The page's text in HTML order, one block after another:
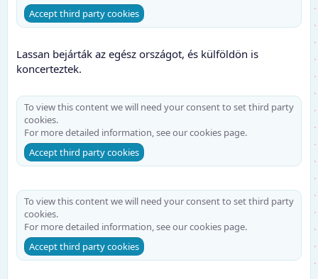
Accept third party cookies
Lassan bejárták az egész országot, és külföldön is
koncerteztek.
To view this content we will need your consent to set third party
cookies.
For more detailed information, see ourcookies page.
Accept third party cookies
To view this content we will need your consent to set third party
cookies.
For more detailed information, see ourcookies page.
Accept third party cookies